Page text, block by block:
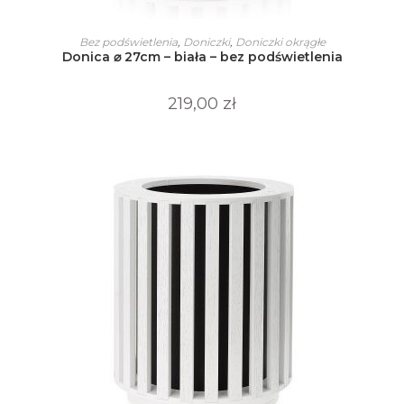
WYBIERZ OPCJE
produkt
ma
wiele
można
wybrać
Bez podświetlenia, Doniczki, Doniczki okrągłe
Donica ⌀ 27cm – biała – bez podświetlenia
219,00 zł